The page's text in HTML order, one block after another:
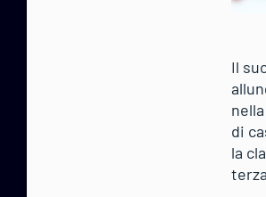
Il
di
la